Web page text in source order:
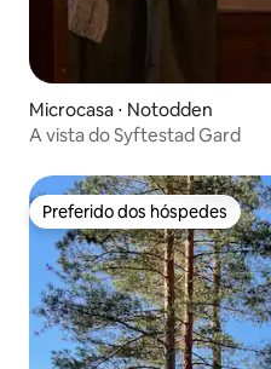
Microcasa ⋅ Notodden
A vista do Syftestad Gard
Preferido dos hóspedes
Preferido dos hóspedes